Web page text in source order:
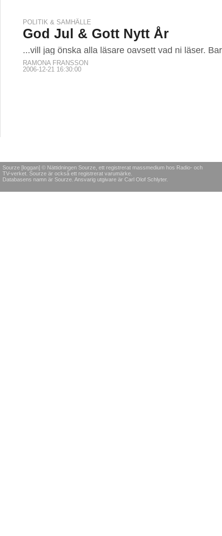
POLITIK & SAMHÄLLE
God Jul & Gott Nytt År
...vill jag önska alla läsare oavsett vad ni läser.
RAMONA FRANSSON
2006-12-21 16:30:00
Sourze [loggan] © Nättidningen Sourze, ett registrerat massmedium hos Radio- och
TV-verket. Sourze är också ett registrerat varumärke.
Databasens namn är Sourze. Ansvarig utgivare är Carl Olof Schlyter.